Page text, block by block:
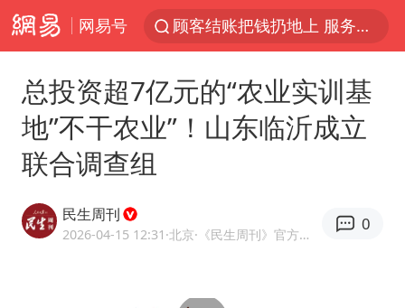
网易号
顾客结账把钱扔地上 服务员霸气扔回
李亚鹏向地铁吐血女孩捐99999元
41岁女子为鼓励女儿考上985研究生
总投资超7亿元的“农业实训基
地”不干农业”！山东临沂成立
联合调查组
民生周刊
2026-04-15 12:31 ·北京 ·《民生周刊》官方账号
0